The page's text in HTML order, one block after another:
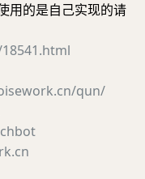
用的是自己实现的请
qun/